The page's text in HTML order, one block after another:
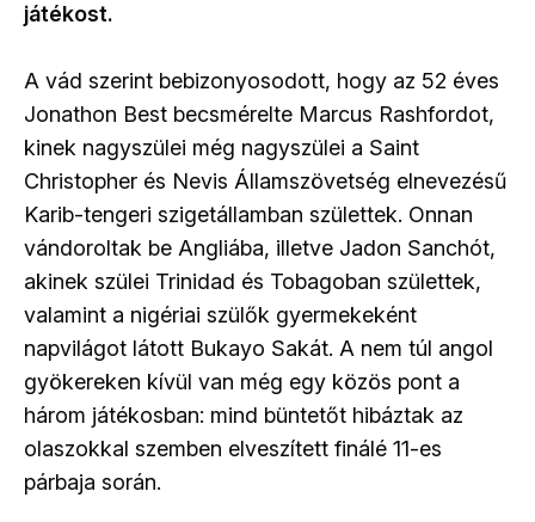
játékost.
A vád szerint bebizonyosodott, hogy az 52 éves
Jonathon Best becsmérelte Marcus Rashfordot,
kinek nagyszülei még nagyszülei a Saint
Christopher és Nevis Államszövetség elnevezésű
Karib-tengeri szigetállamban születtek. Onnan
vándoroltak be Angliába, illetve Jadon Sanchót,
akinek szülei Trinidad és Tobagoban születtek,
valamint a nigériai szülők gyermekeként
napvilágot látott Bukayo Sakát. A nem túl angol
gyökereken kívül van még egy közös pont a
három játékosban: mind büntetőt hibáztak az
olaszokkal szemben elveszített finálé 11-es
párbaja során.